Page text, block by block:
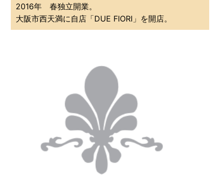
2016年 春独立開業。
大阪市西天満に自店「DUE FIORI」を開店。